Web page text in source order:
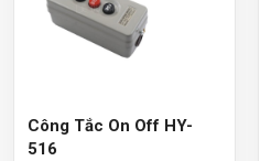
Công Tắc On Off HY-
516